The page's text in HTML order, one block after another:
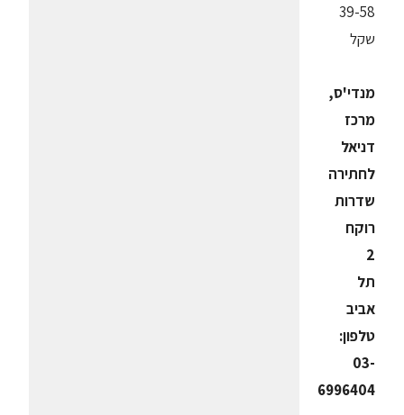
39-58
שקל
מנדי'ס,
מרכז
דניאל
לחתירה
שדרות
רוקח
2
תל
אביב
טלפון:
03-
6996404